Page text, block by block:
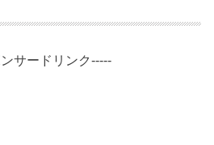
サードリンク-----